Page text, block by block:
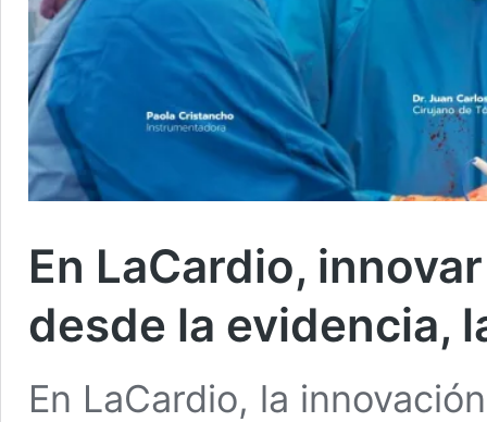
En LaCardio,
desde la evidencia,
En LaCardio, la